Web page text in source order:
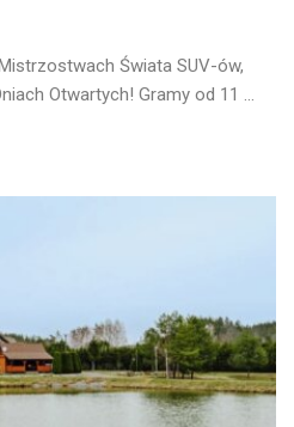
Świata SUV-ów,
Otwartych! Gramy od 11 ...